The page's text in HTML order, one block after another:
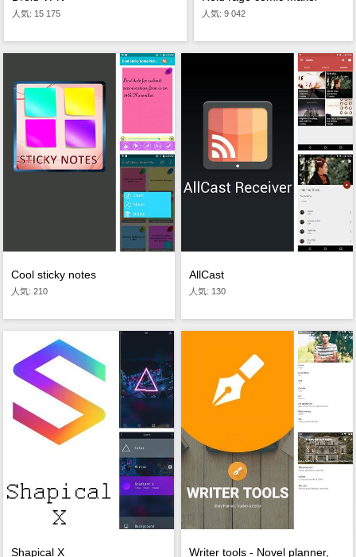
人気: 15 175 人気: 9 042
Cool sticky notes
人気: 210
AllCast
人気: 130
Shapical X
Writer tools - Novel planner,